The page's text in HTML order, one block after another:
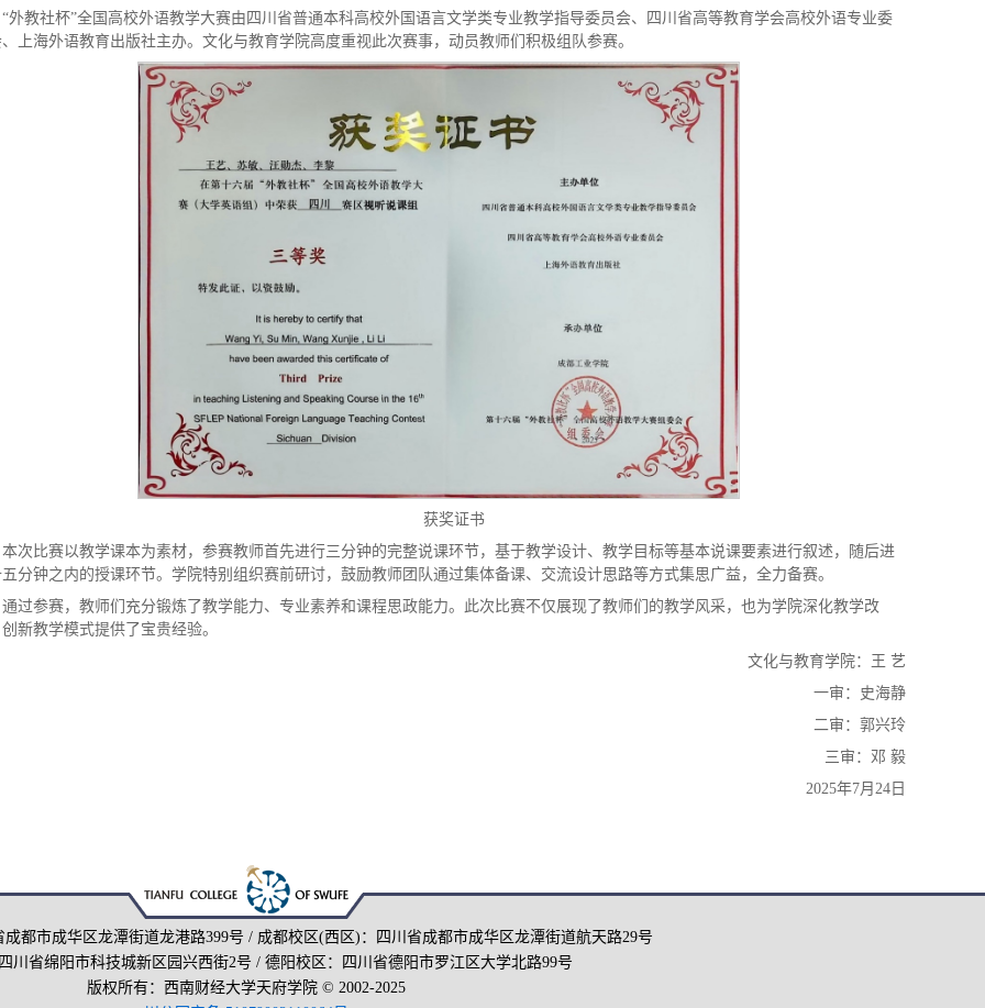
“外教社杯”全国高校外语教学大赛由四川省普通本科高校外国语言文学类专业教学指导委员会、四川省高等教育学会高校外语专业委
上海外语教育出版社主办。文化与教育学院高度重视此次赛事，动员教师们积极组队参赛。
获奖证书
本次比赛以教学课本为素材，参赛教师首先进行三分钟的完整说课环节，基于教学设计、教学目标等基本说课要素进行叙述，随后进
分钟之内的授课环节。学院特别组织赛前研讨，鼓励教师团队通过集体备课、交流设计思路等方式集思广益，全力备赛。
通过参赛，教师们充分锻炼了教学能力、专业素养和课程思政能力。此次比赛不仅展现了教师们的教学风采，也为学院深化教学改
新教学模式提供了宝贵经验。
文化与教育学院：王 艺
一审：史海静
二审：郭兴玲
三审：邓 毅
2025年7月24日
都市成华区龙潭街道龙港路399号 / 成都校区(西区)：四川省成都市成华区龙潭街道航天路29号
川省绵阳市科技城新区园兴西街2号 / 德阳校区：四川省德阳市罗江区大学北路99号
版权所有：西南财经大学天府学院 © 2002-2025